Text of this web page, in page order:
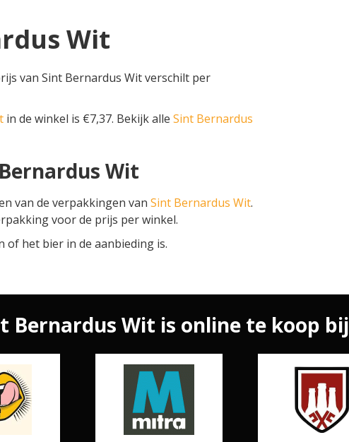
Wit
van Sint Bernardus Wit verschilt per
in de winkel is €7,37. Bekijk alle Sint Bernardus
Wit
van de verpakkingen van Sint Bernardus Wit.
voor de prijs per winkel.
of het bier in de aanbieding is.
Bernardus Wit is online te koop bij